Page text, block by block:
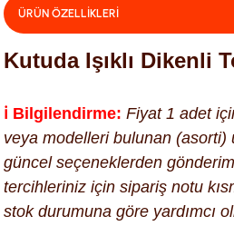
ÜRÜN ÖZELLİKLERİ
Kutuda Işıklı Dikenli
ℹ️ Bilgilendirme: Fiyat 1 adet
veya modelleri bulunan (asorti)
güncel seçeneklerden
tercihleriniz için sipariş notu
stok durumuna göre yardımcı